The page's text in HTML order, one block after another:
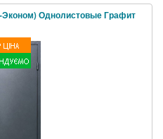
Однолистовые Графит